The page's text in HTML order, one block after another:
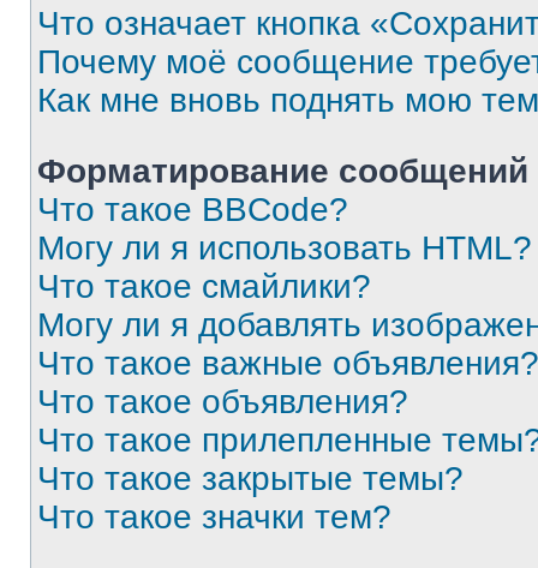
Что означает кнопка
Почему моё сообщение
Как мне вновь поднять мою
Форматирование
Что такое BBCode?
Могу ли я использовать HTML?
Что такое смайлики?
Могу ли я добавлять
Что такое важные объявления?
Что такое объявления?
Что такое прилепленные
Что такое закрытые темы?
Что такое значки тем?